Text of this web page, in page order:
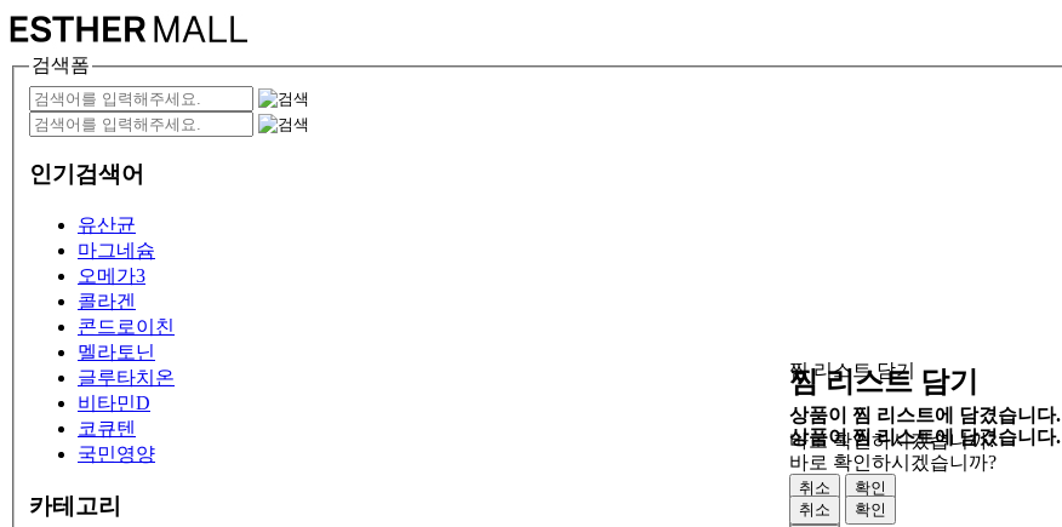
검색폼
인기검색어
유산균
마그네슘
오메가3
콜라겐
콘드로이친
멜라토닌
글루타치온
비타민D
코큐텐
국민영양
카테고리
찜 리스트 담기
상품이 찜 리스트에 담겼습니다.
바로 확인하시겠습니까?
취소
확인
닫기
찜 리스트 담기
상품이 찜 리스트에 담겼습니다.
바로 확인하시겠습니까?
취소
확인